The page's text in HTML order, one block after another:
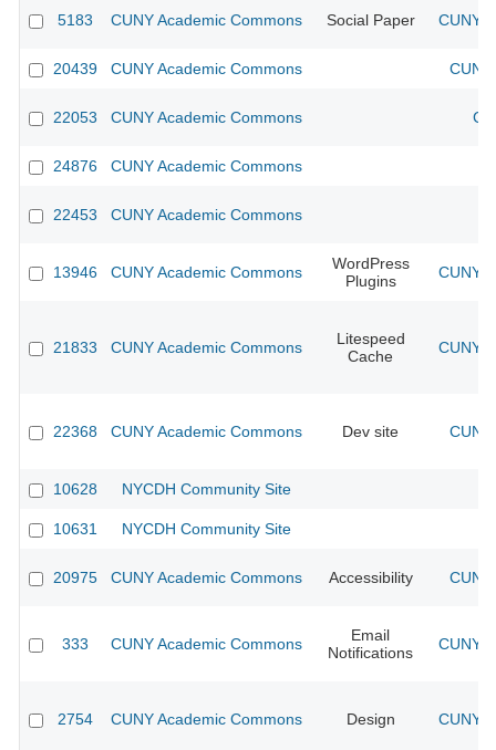
5183 CUNY Academic Commons Social Paper CUNY
20439 CUNY Academic Commons
22053 CUNY Academic Commons
24876 CUNY Academic Commons
22453 CUNY Academic Commons
13946 CUNY Academic Commons
WordPress
Plugins
CUNY
21833 CUNY Academic Commons
Litespeed
Cache
CUNY
22368 CUNY Academic Commons Dev site
10628 NYCDH Community Site
10631 NYCDH Community Site
20975 CUNY Academic Commons Accessibility
333 CUNY Academic Commons
Email
Notifications
CUNY
2754 CUNY Academic Commons Design CUNY